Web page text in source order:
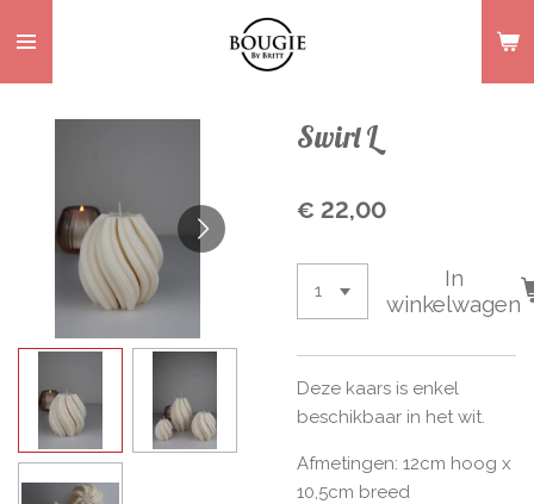
direct
naar
Swirl L
€ 22,00
In
winkelwagen
Deze kaars is enkel
beschikbaar in het wit.
Afmetingen: 12cm hoog x
10,5cm breed